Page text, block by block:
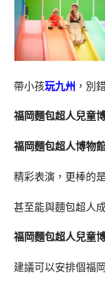
帶小孩玩九州 ，別
福岡麵包超人兒童
福岡麵包超人博物
精彩表演，更棒的
甚至能與麵包超人
福岡麵包超人兒童
建議可以安排個福